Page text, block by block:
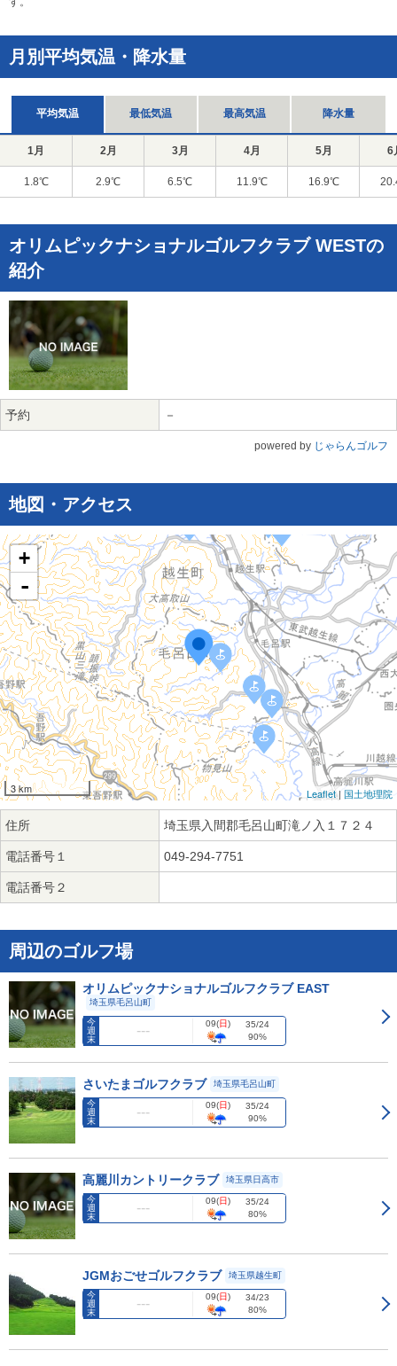
月別平均気温・降水量
平均気温 最低気温 最高気温 降水量
1月 2月 3月 4月 5月 6
1.8℃ 2.9℃ 6.5℃ 11.9℃ 16.9℃
オリムピックナショナルゴルフクラブ WESTの
紹介
予約 －
powered by じゃらんゴルフ
地図・アクセス
+
-
3 km Leaflet| 国土地理院
住所 埼玉県入間郡毛呂山町滝ノ入１７２４
電話番号１ 049-294-7751
電話番号２
周辺のゴルフ場
オリムピックナショナルゴルフクラブ EAST
埼玉県毛呂山町
今
週
末
09(日)
35/24
90%
さいたまゴルフクラブ
埼玉県毛呂山町
今
週
末
09(日)
35/24
90%
高麗川カントリークラブ
埼玉県日高市
今
週
末
09(日)
35/24
80%
JGMおごせゴルフクラブ
埼玉県越生町
今
週
末
09(日)
34/23
80%